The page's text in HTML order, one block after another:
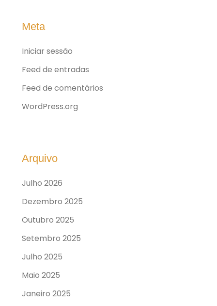
Meta
Iniciar sessão
Feed de entradas
Feed de comentários
WordPress.org
Arquivo
Julho 2026
Dezembro 2025
Outubro 2025
Setembro 2025
Julho 2025
Maio 2025
Janeiro 2025